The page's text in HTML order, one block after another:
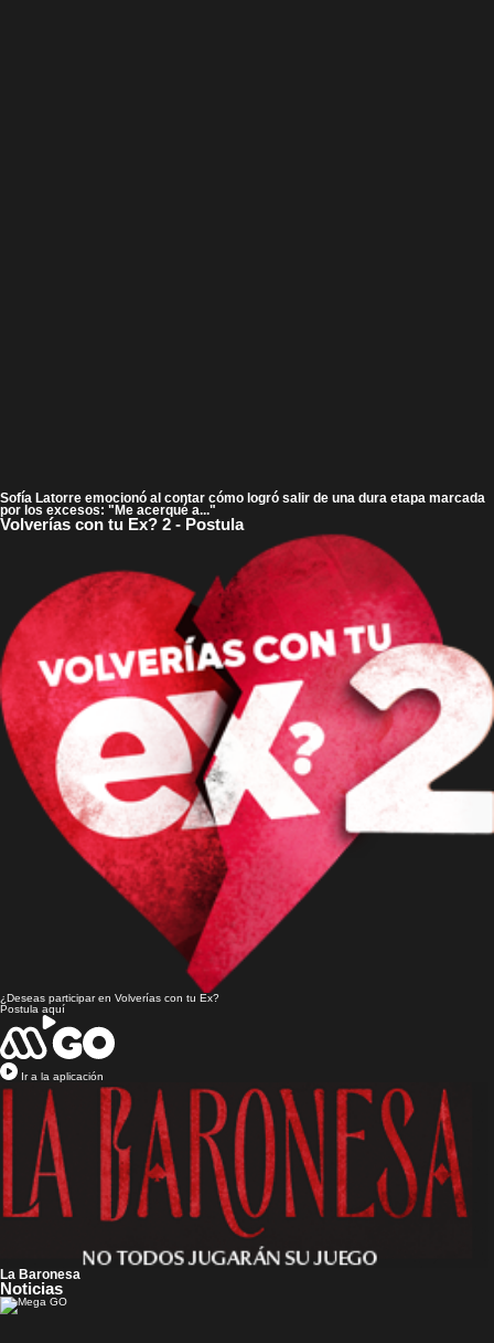
Sofía Latorre emocionó al contar cómo logró salir de una dura etapa marcada
por los excesos: "Me acerqué a..."
Volverías con tu Ex? 2 - Postula
¿Deseas participar en Volverías con tu Ex?
Postula aquí
Ir a la aplicación
La Baronesa
Noticias